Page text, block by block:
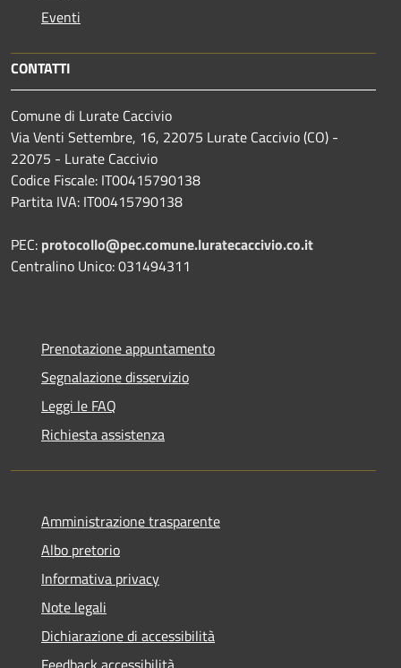
Eventi
CONTATTI
Comune di Lurate Caccivio
Via Venti Settembre, 16, 22075 Lurate Caccivio (CO) -
22075 - Lurate Caccivio
Codice Fiscale: IT00415790138
Partita IVA: IT00415790138
PEC: protocollo@pec.comune.luratecaccivio.co.it
Centralino Unico: 031494311
Prenotazione appuntamento
Segnalazione disservizio
Leggi le FAQ
Richiesta assistenza
Amministrazione trasparente
Albo pretorio
Informativa privacy
Note legali
Dichiarazione di accessibilità